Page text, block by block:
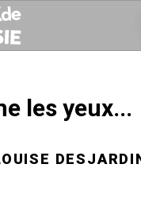
les yeux...